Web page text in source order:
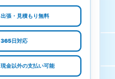
出張・見積もり無料
365日対応
現金以外の支払い可能